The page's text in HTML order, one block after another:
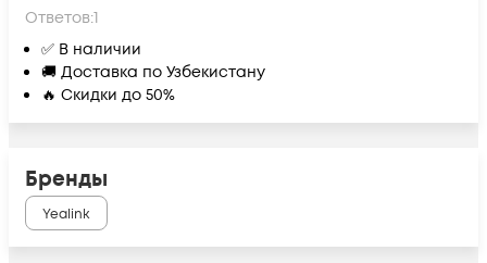
Ответов:1
✅ В наличии
🚚 Доставка по Узбекистану
🔥 Скидки до 50%
Бренды
Yealink